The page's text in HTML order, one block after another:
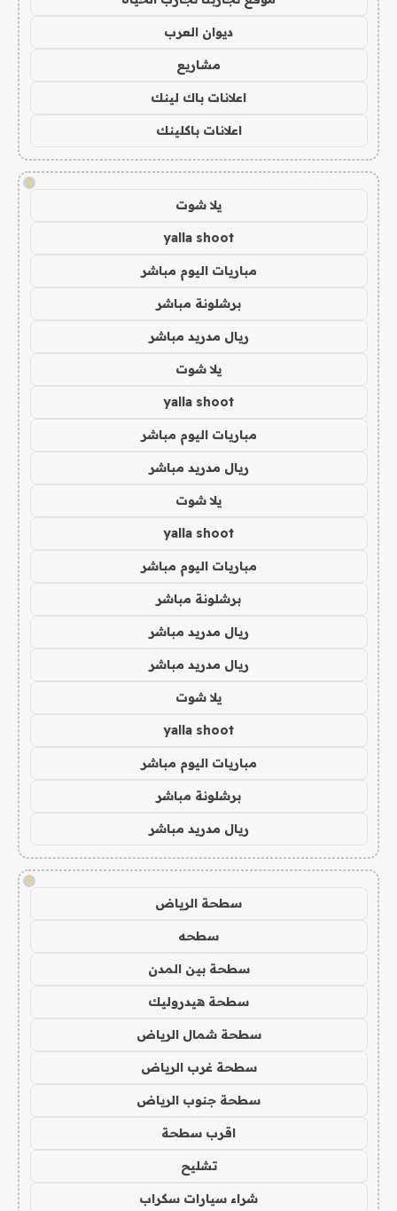
ديوان العرب
مشاريع
اعلانات باك لينك
اعلانات باكلينك
!
يلا شوت
yalla shoot
مباريات اليوم مباشر
برشلونة مباشر
ريال مدريد مباشر
يلا شوت
yalla shoot
مباريات اليوم مباشر
ريال مدريد مباشر
يلا شوت
yalla shoot
مباريات اليوم مباشر
برشلونة مباشر
ريال مدريد مباشر
ريال مدريد مباشر
يلا شوت
yalla shoot
مباريات اليوم مباشر
برشلونة مباشر
ريال مدريد مباشر
!
سطحة الرياض
سطحه
سطحة بين المدن
سطحة هيدروليك
سطحة شمال الرياض
سطحة غرب الرياض
سطحة جنوب الرياض
اقرب سطحة
تشليح
شراء سيارات سكراب